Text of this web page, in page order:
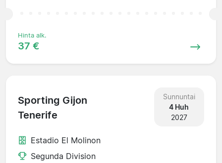
Hinta alk.
37 €
Sporting Gijon
Tenerife
Sunnuntai
4 Huh
2027
Estadio El Molinon
Segunda Division